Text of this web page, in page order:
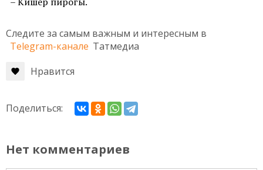
Следите за самым важным и интересным в
Telegram-канале Татмедиа
Нравится
Поделиться:
Нет комментариев